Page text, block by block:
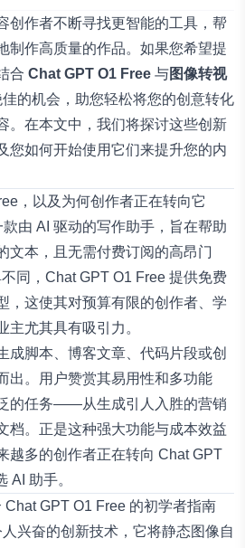
创作者不断寻找更智能的工具，帮
制作高质量的作品。如果您希望提
合 Chat GPT O1 Free 与图像转视
的机会，助您轻松将您的创意转化
。在本文中，我们将探讨这些创新
您如何开始使用它们来提升您的内
，以及为何创作者正在转向它
款由 AI 驱动的写作助手，旨在帮助
文本，且无需付费订阅的高昂门
同，Chat GPT O1 Free 提供免费
，这使其对预算有限的创作者、学
主尤其具有吸引力。
成脚本、博客文章、代码片段或创
出。用户赞赏其易用性和多功能
的任务——从生成引人入胜的营销
档。正是这种强大功能与成本效益
越多的创作者正在转向 Chat GPT
AI 助手。
GPT O1 Free 的初学者指南
兴奋的创新技术，它将静态图像自